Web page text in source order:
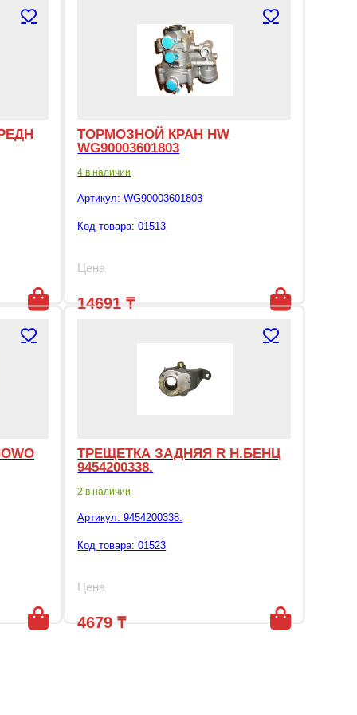
ТОРМОЗНОЙ КРАН HW
WG90003601803
4 в наличии
Артикул:WG90003601803
Код товара: 01513
Цена
14691₸
ТРЕЩЕТКА ЗАДНЯЯ R Н.БЕНЦ
9454200338.
2 в наличии
Артикул:9454200338.
Код товара: 01523
Цена
4679₸